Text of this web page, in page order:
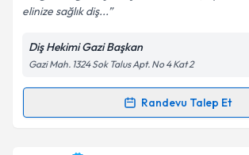
Kişisel verilerimin işlenmesine ilişkin
Metni'ni okudum ve kişisel
kapsamda işlenmesini kabul
elinize sağlık diş...
Diş Hekimi Gazi Başkan
Gazi Mah. 1324 Sok Talus Apt. No 4 Kat 2
Randevu Talep Et
Randevu Takvimi Talebi